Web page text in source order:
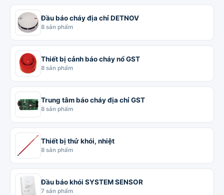
Đầu báo cháy địa chỉ DETNOV
8 sản phẩm
Thiết bị cảnh báo cháy nổ GST
8 sản phẩm
Trung tâm báo cháy địa chỉ GST
8 sản phẩm
Thiết bị thử khói, nhiệt
8 sản phẩm
Đầu báo khói SYSTEM SENSOR
7 sản phẩm